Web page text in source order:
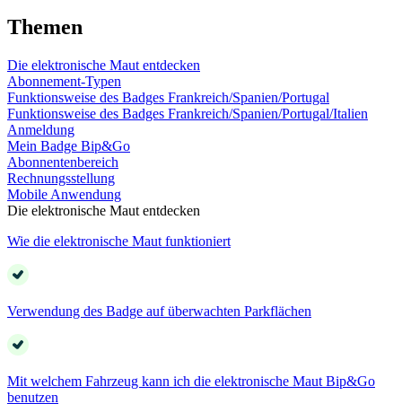
Themen
Die elektronische Maut entdecken
Abonnement-Typen
Funktionsweise des Badges Frankreich/Spanien/Portugal
Funktionsweise des Badges Frankreich/Spanien/Portugal/Italien
Anmeldung
Mein Badge Bip&Go
Abonnentenbereich
Rechnungsstellung
Mobile Anwendung
Die elektronische Maut entdecken
Wie die elektronische Maut funktioniert
Verwendung des Badge auf überwachten Parkflächen
Mit welchem Fahrzeug kann ich die elektronische Maut Bip&Go
benutzen